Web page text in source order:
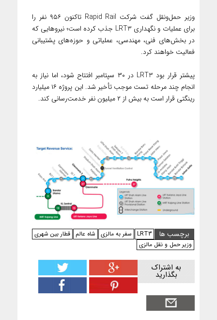
وزیر حمل‌ونقل گفت شرکت Rapid Rail تاکنون ۹۵۶ نفر را
برای عملیات و نگهداری LRT3 جذب کرده است؛ نیروهایی که
در بخش‌های فنی، مهندسی، عملیاتی و حوزه‌های پشتیبانی
فعالیت خواهند کرد.
پیشتر قرار بود LRT3 در ۳۰ سپتامبر افتتاح شود، اما نیاز به
انجام چند مرحله تست موجب تأخیر شد. این پروژه ۱۶ میلیارد
رینگتی قرار است به بیش از ۲ میلیون نفر خدمت‌رسانی کند.
برچسب ها LRT3 سفر به مالزی شاه عالم قطار بین شهری
وزیر حمل و نقل مالزی
به اشتراک
بگذارید